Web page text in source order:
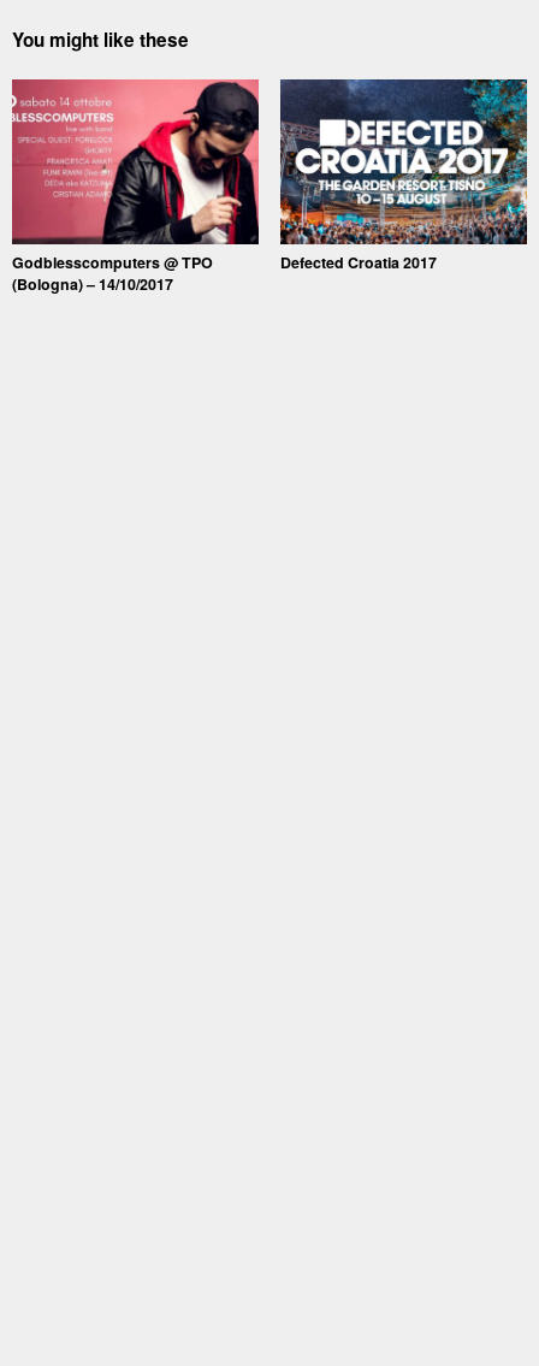
You might like these
Godblesscomputers @ TPO
(Bologna) – 14/10/2017
Defected Croatia 2017